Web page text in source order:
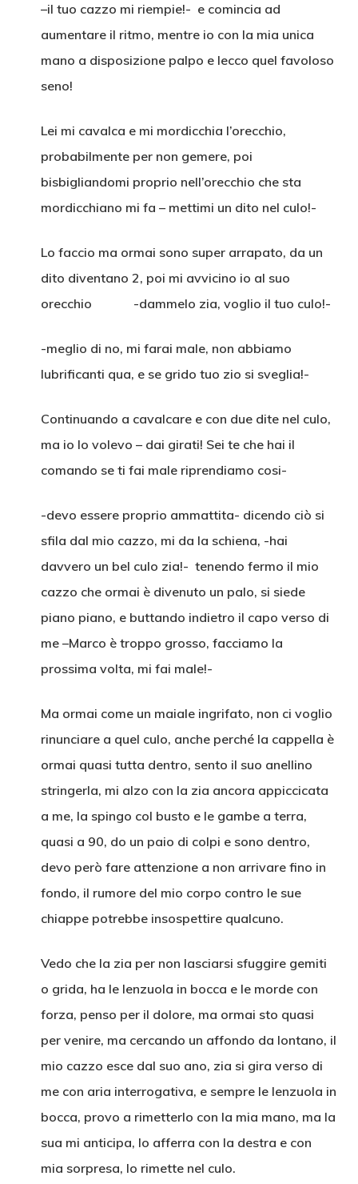
–il tuo cazzo mi riempie!- e comincia ad
aumentare il ritmo, mentre io con la mia unica
mano a disposizione palpo e lecco quel favoloso
seno!
Lei mi cavalca e mi mordicchia l’orecchio,
probabilmente per non gemere, poi
bisbigliandomi proprio nell’orecchio che sta
mordicchiano mi fa – mettimi un dito nel culo!-
Lo faccio ma ormai sono super arrapato, da un
dito diventano 2, poi mi avvicino io al suo
orecchio -dammelo zia, voglio il tuo culo!-
-meglio di no, mi farai male, non abbiamo
lubrificanti qua, e se grido tuo zio si sveglia!-
Continuando a cavalcare e con due dite nel culo,
ma io lo volevo – dai girati! Sei te che hai il
comando se ti fai male riprendiamo cosi-
-devo essere proprio ammattita- dicendo ciò si
sfila dal mio cazzo, mi da la schiena, -hai
davvero un bel culo zia!- tenendo fermo il mio
cazzo che ormai è divenuto un palo, si siede
piano piano, e buttando indietro il capo verso di
me –Marco è troppo grosso, facciamo la
prossima volta, mi fai male!-
Ma ormai come un maiale ingrifato, non ci voglio
rinunciare a quel culo, anche perché la cappella è
ormai quasi tutta dentro, sento il suo anellino
stringerla, mi alzo con la zia ancora appiccicata
a me, la spingo col busto e le gambe a terra,
quasi a 90, do un paio di colpi e sono dentro,
devo però fare attenzione a non arrivare fino in
fondo, il rumore del mio corpo contro le sue
chiappe potrebbe insospettire qualcuno.
Vedo che la zia per non lasciarsi sfuggire gemiti
o grida, ha le lenzuola in bocca e le morde con
forza, penso per il dolore, ma ormai sto quasi
per venire, ma cercando un affondo da lontano, il
mio cazzo esce dal suo ano, zia si gira verso di
me con aria interrogativa, e sempre le lenzuola in
bocca, provo a rimetterlo con la mia mano, ma la
sua mi anticipa, lo afferra con la destra e con
mia sorpresa, lo rimette nel culo.